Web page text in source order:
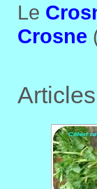
Le
Crosne